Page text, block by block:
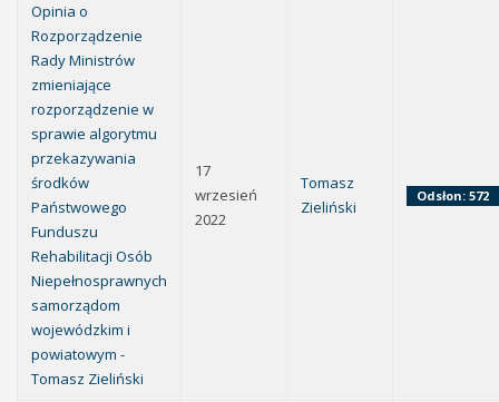
Opinia o
Rozporządzenie
Rady Ministrów
zmieniające
rozporządzenie w
sprawie algorytmu
przekazywania
środków
Państwowego
Funduszu
Rehabilitacji Osób
Niepełnosprawnych
samorządom
wojewódzkim i
powiatowym -
Tomasz Zieliński
17
wrzesień
2022
Tomasz
Zieliński
Odsłon: 572